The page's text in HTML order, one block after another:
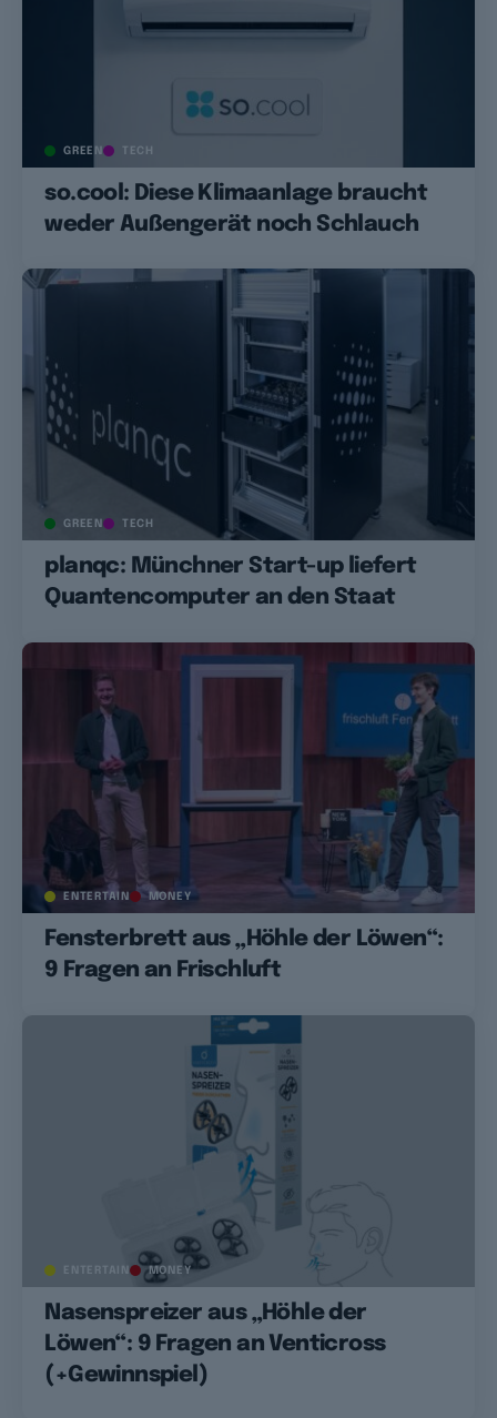
GREEN TECH
so.cool: Diese Klimaanlage braucht
weder Außengerät noch Schlauch
GREEN TECH
planqc: Münchner Start-up liefert
Quantencomputer an den Staat
ENTERTAIN MONEY
Fensterbrett aus „Höhle der Löwen“:
9 Fragen an Frischluft
ENTERTAIN MONEY
Nasenspreizer aus „Höhle der
Löwen“: 9 Fragen an Venticross
(+Gewinnspiel)